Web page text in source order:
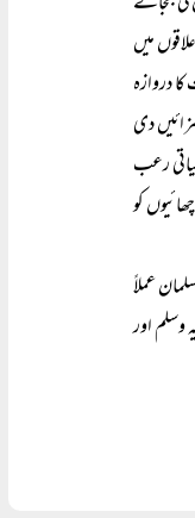
میں
دروازہ
دی
رعب
کو
عملاً
وسلم اور